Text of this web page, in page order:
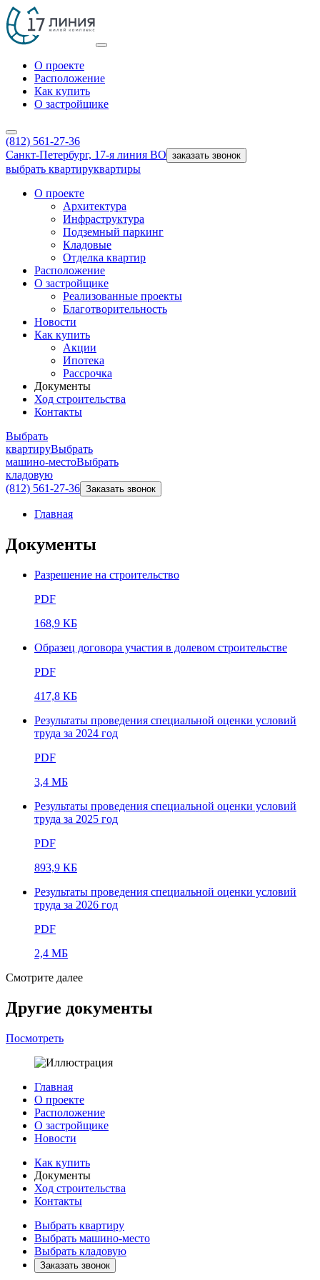
О проекте
Расположение
Как купить
О застройщике
(812) 561-27-36
Санкт-Петербург, 17-я линия ВО заказать звонок
выбрать квартируквартиры
О проекте
Архитектура
Инфраструктура
Подземный паркинг
Кладовые
Отделка квартир
Расположение
О застройщике
Реализованные проекты
Благотворительность
Новости
Как купить
Акции
Ипотека
Рассрочка
Документы
Ход строительства
Контакты
Выбрать
квартируВыбрать
машино-местоВыбрать
кладовую
(812) 561-27-36 Заказать звонок
Главная
Документы
Разрешение на строительство
PDF
168,9 КБ
Образец договора участия в долевом строительстве
PDF
417,8 КБ
Результаты проведения специальной оценки условий
труда за 2024 год
PDF
3,4 МБ
Результаты проведения специальной оценки условий
труда за 2025 год
PDF
893,9 КБ
Результаты проведения специальной оценки условий
труда за 2026 год
PDF
2,4 МБ
Смотрите далее
Другие документы
Посмотреть
Главная
О проекте
Расположение
О застройщике
Новости
Как купить
Документы
Ход строительства
Контакты
Выбрать квартиру
Выбрать машино-место
Выбрать кладовую
Заказать звонок